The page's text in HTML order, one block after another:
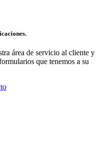
área de servicio al cliente y
que tenemos a su